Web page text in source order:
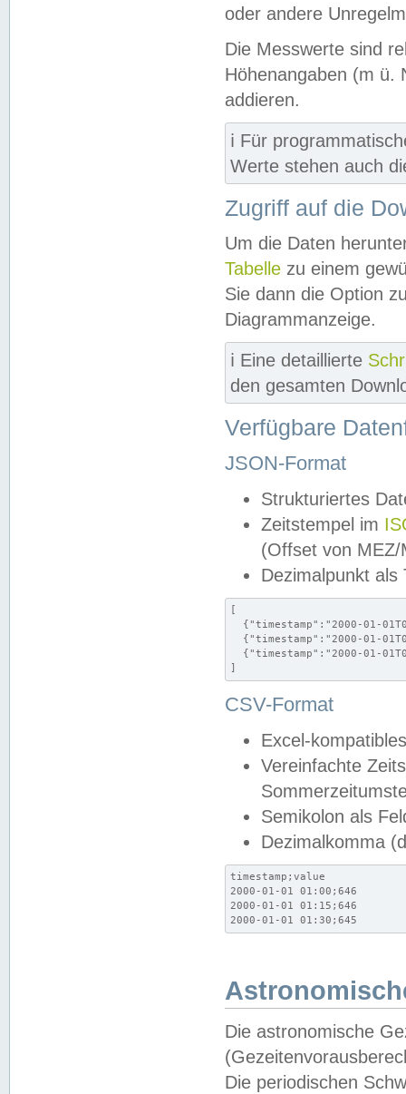
oder andere
Die Messwerte sind
Höhenangaben (m ü.
addieren.
ℹ️ Für
Werte stehen auch
Zugriff auf die
Um die Daten
Tabelle zu einem
Sie dann die Option
Diagrammanzeige.
ℹ️ Eine detaillierte
den gesamten
Verfügbare
JSON-Format
Strukturiertes
Zeitstempel im
(Offset von MEZ/
Dezimalpunkt als
[
{"timestamp":"2000-01-
{"timestamp":"2000-01-
{"timestamp":"2000-01-
]
CSV-Format
Excel-
Vereinfachte
Semikolon als
Dezimalkomma
timestamp;value
2000-01-01 01:00;646
2000-01-01 01:15;646
2000-01-01 01:30;645
Die astronomische
Die periodischen